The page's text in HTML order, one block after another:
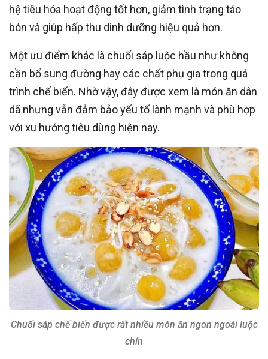
hệ tiêu hóa hoạt động tốt hơn, giảm tình trạng táo
bón và giúp hấp thu dinh dưỡng hiệu quả hơn.
Một ưu điểm khác là chuối sáp luộc hầu như không
cần bổ sung đường hay các chất phụ gia trong quá
trình chế biến. Nhờ vậy, đây được xem là món ăn dân
dã nhưng vẫn đảm bảo yếu tố lành mạnh và phù hợp
với xu hướng tiêu dùng hiện nay.
Chuối sáp chế biến được rất nhiều món ăn ngon ngoài luộc
chín